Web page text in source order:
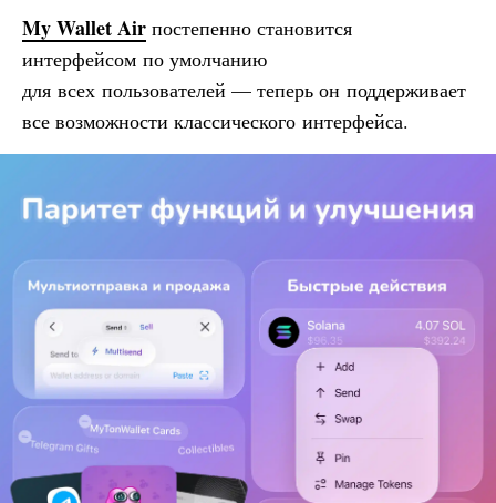
My WalletAir постепенно становится
интерфейсом по умолчанию
для всех пользователей — теперь он поддерживает
все возможности классического интерфейса.